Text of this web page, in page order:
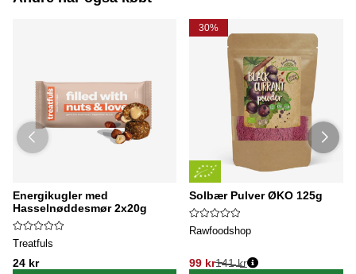
Energikugler med
Hasselnøddesmør 2x20g
Treatfuls
24 kr
30%
Solbær Pulver ØKO 125g
Rawfoodshop
99 kr141 kr